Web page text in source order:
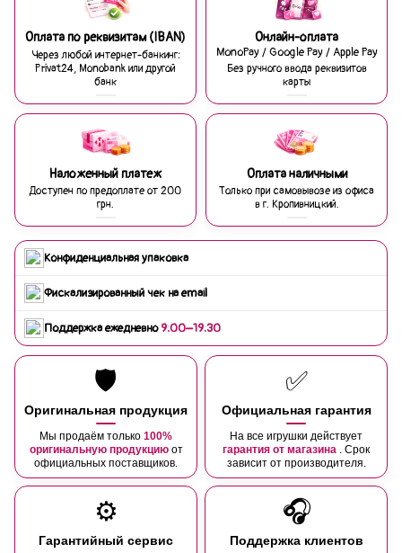
Оплата по реквизитам (IBAN)
Через любой интернет-банкинг:
Privat24, Monobank или другой
банк
Онлайн-оплата
MonoPay / Google Pay / Apple Pay
Без ручного ввода реквизитов
карты
Наложенный платеж
Доступен по предоплате от 200
грн.
Оплата наличными
Только при самовывозе из офиса
в г. Кропивницкий.
Конфиденциальная упаковка
Фискализированный чек на email
Поддержка ежедневно9:00–19:30
🛡️
Оригинальная продукция
Мы продаём только 100%
оригинальную продукцию от
официальных поставщиков.
✅
Официальная гарантия
На все игрушки действует
гарантия от магазина . Срок
зависит от производителя.
⚙️
Гарантийный сервис
🎧
Поддержка клиентов